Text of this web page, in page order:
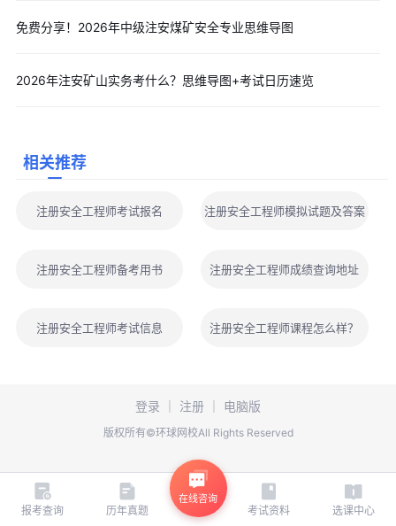
A2：该科目全部为客观题，包含70道单项选择题（每题1分，
总计85道，满分100分，无主观写作、案例分析类题目。
划线的情况，全国考生通用同一合格标准。
专业）.zip
>>2026年中级注册安全工程师基础阶段测评模考四科七专
>>2026中级注册安全工程师备考指导（四科七专业）.zip
>>2026中级注册安全工程师考情分析-复习规划.zip
图：安全生产管理”相关内容，希望能帮到大家。
中级注册安全工程师考试，小编准备了精华考点、模拟试题、历年
免费分享！2026年中级注安煤矿安全专业思维导图
2026年注安矿山实务考什么？思维导图+考试日历速览
相关推荐
注册安全工程师考试报名 注册安全工程师模拟试题及答案
注册安全工程师备考用书 注册安全工程师成绩查询地址
注册安全工程师考试信息 注册安全工程师课程怎么样？
登录 注册 电脑版
版权所有©环球网校All Rights Reserved
报考查询 历年真题
在线咨询
考试资料 选课中心